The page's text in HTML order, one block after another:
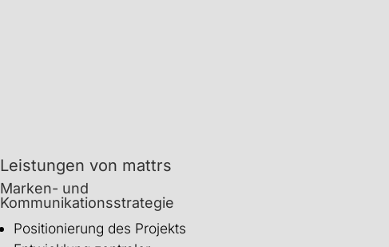
Leistungen von mattrs
Marken- und
Kommunikationsstrategie
Positionierung des Projekts